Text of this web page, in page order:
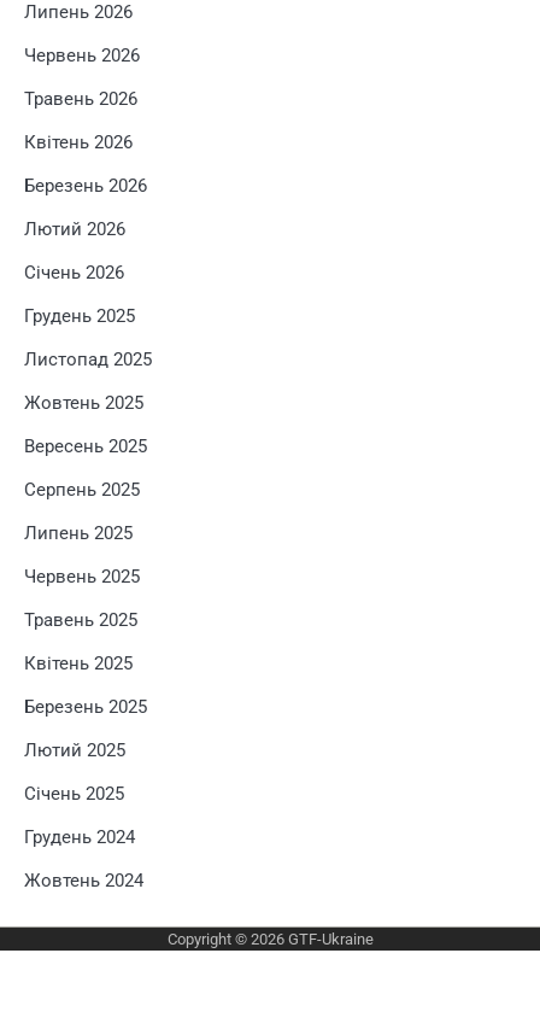
Липень 2026
Червень 2026
Травень 2026
Квітень 2026
Березень 2026
Лютий 2026
Січень 2026
Грудень 2025
Листопад 2025
Жовтень 2025
Вересень 2025
Серпень 2025
Липень 2025
Червень 2025
Травень 2025
Квітень 2025
Березень 2025
Лютий 2025
Січень 2025
Грудень 2024
Жовтень 2024
Copyright © 2026 GTF-Ukraine